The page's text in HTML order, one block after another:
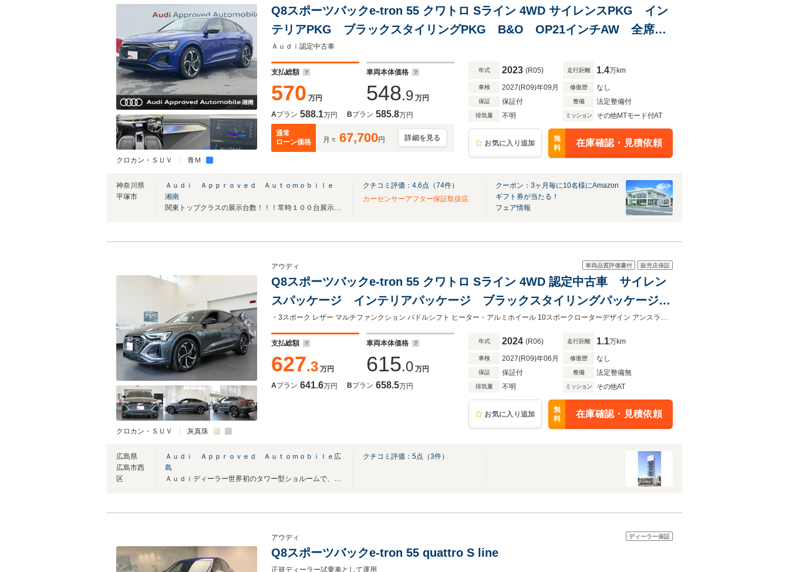
クロカン・ＳＵＶ 青Ｍ
Q8スポーツバックe-tron 55 クワトロ Sライン 4WD サイレンスPKG イン
テリアPKG ブラックスタイリングPKG B&O OP21インチAW 全席イ
ージークローザー マトリクスLED アンビエントライト 全席シートヒー
ター ステアリングヒーター
Ａｕｄｉ認定中古車
支払総額
570 万円
車両本体価格
548.9 万円
Aプラン 588.1万円 Bプラン 585.8万円
通常
ローン価格
月々 67,700円 詳細を見る
年式 2023 (R05) 走行距離 1.4万km
車検 2027(R09)年09月 修復歴 なし
保証 保証付 整備 法定整備付
排気量 不明 ミッション その他MTモード付AT
お気に入り追加
無
料
在庫確認・見積依頼
神奈川県
平塚市
Ａｕｄｉ Ａｐｐｒｏｖｅｄ Ａｕｔｏｍｏｂｉｌｅ
湘南
関東トップクラスの展示台数！！！常時１００台展示中！！！
クチコミ評価： 4.6点（74件）
カーセンサーアフター保証取扱店
クーポン：3ヶ月毎に10名様にAmazon
ギフト券が当たる！
フェア情報
クロカン・ＳＵＶ 灰真珠
車両品質評価書付 販売店保証
アウディ
Q8スポーツバックe-tron 55 クワトロ Sライン 4WD 認定中古車 サイレン
スパッケージ インテリアパッケージ ブラックスタイリングパッケージ
エアサスペンション パドルシフト ヒーター エクステリアミラーハウジ
ングブラック
・3スポーク レザー マルチファンクション パドルシフト ヒーター・アルミホイール 10スポークローターデザイン アンスラサイトブラック ポリッシュト 9.5Jx21
支払総額
627.3 万円
車両本体価格
615.0 万円
Aプラン 641.6万円 Bプラン 658.5万円
年式 2024 (R06) 走行距離 1.1万km
車検 2027(R09)年06月 修復歴 なし
保証 保証付 整備 法定整備無
排気量 不明 ミッション その他AT
お気に入り追加
無
料
在庫確認・見積依頼
広島県
広島市西
区
Ａｕｄｉ Ａｐｐｒｏｖｅｄ Ａｕｔｏｍｏｂｉｌｅ広
島
Ａｕｄｉディーラー世界初のタワー型ショルームで、ご来店お待ち申し上げております！
クチコミ評価： 5点（3件）
ディーラー保証
アウディ
Q8スポーツバックe-tron 55 quattro S line
正規ディーラー試乗車として運用